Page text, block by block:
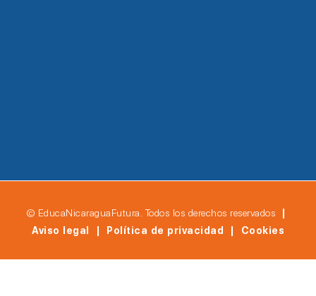
© EducaNicaraguaFutura. Todos los derechos reservados
Aviso legal | Política de privacidad | Cookies